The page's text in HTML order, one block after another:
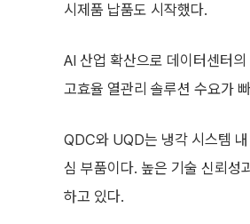
시제품 납품도 시작했다.
AI 산업 확산으로 데이터센터
고효율 열관리 솔루션 수요가
QDC와 UQD는 냉각 시스템
심 부품이다. 높은 기술 신뢰성
하고 있다.